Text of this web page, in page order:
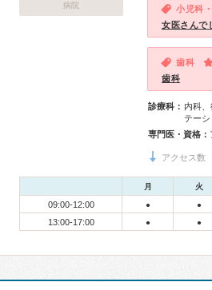
病院 小児科
女医さんで
歯科
歯科
診療科： 内科
テー
専門医・資格：
アクセス数
月 火
09:00-12:00 ● ●
13:00-17:00 ● ●